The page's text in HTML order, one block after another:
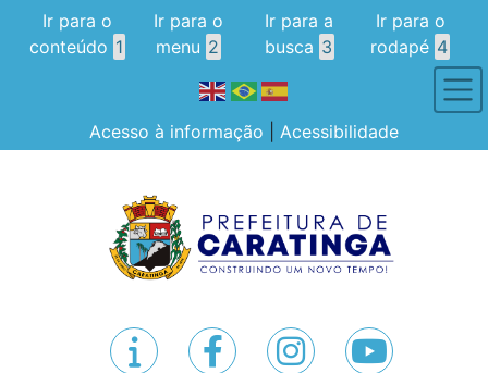
Ir para o
conteúdo 1
Ir para o
menu 2
Ir para a
busca 3
Ir para o
rodapé 4
Acesso à informação Acessibilidade